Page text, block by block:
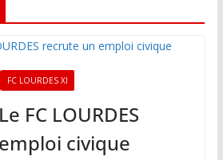
FC LOURDES XI
FC LOURDES
civique